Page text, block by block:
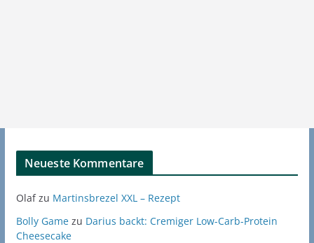
Neueste Kommentare
Olafzu Martinsbrezel XXL – Rezept
Bolly Gamezu Darius backt: Cremiger Low-Carb-Protein
Cheesecake